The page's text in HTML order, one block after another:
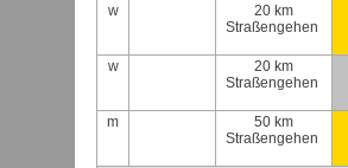
w
20 km
Straßengehen
w
20 km
Straßengehen
m
50 km
Straßengehen